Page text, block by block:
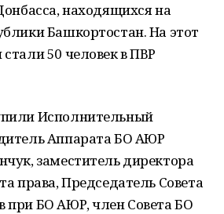
находящихся на
Башкортостан. На этот
50 человек в ПВР
Исполнительный
Аппарата БО АЮР
заместитель директора
права, Председатель Совета
при БО АЮР, член Совета БО